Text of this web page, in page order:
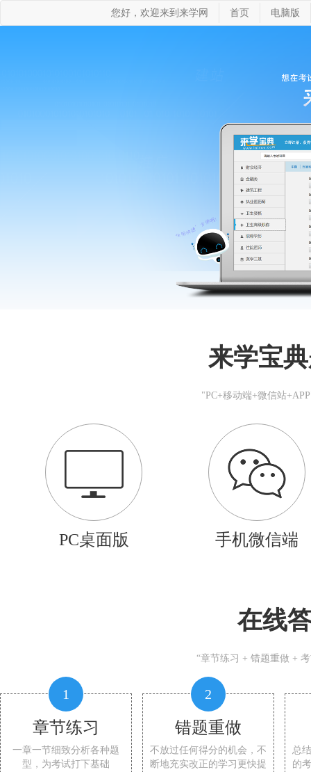
您好，欢迎来到来学网 首页 电脑版
来学宝
"PC+移动端+微信站
PC桌面版 手机微信端
在线
“章节练习 + 错题重做 +
1
章节练习
一章一节细致分析各种题
型，为考试打下基础
2
错题重做
不放过任何得分的机会，不
断地充实改正的学习更快提
总
的